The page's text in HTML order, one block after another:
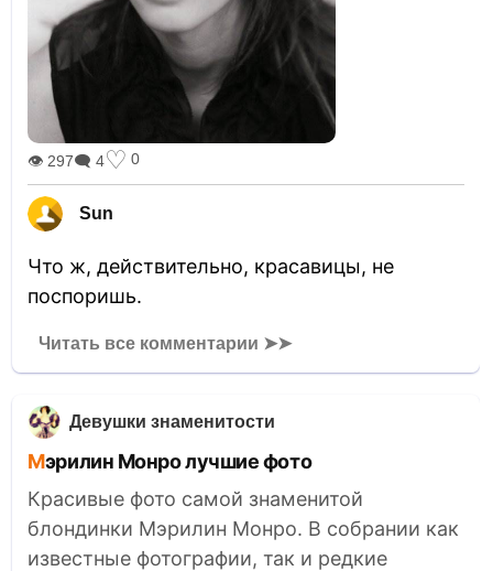
👁 297🗨 4♡ 0
Sun
Что ж, действительно, красавицы, не
поспоришь.
Читать все комментарии ➤➤
Девушки знаменитости
Мэрилин Монро лучшие фото
Красивые фото самой знаменитой
блондинки Мэрилин Монро. В собрании как
известные фотографии, так и редкие